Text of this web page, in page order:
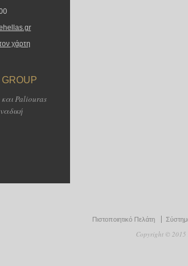
χάρτη
Paliouras
Πιστοποιητικό Πελάτη
Copyright ©